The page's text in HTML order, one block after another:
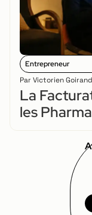
Entrepreneur
Par Victorien Goirand
La
les